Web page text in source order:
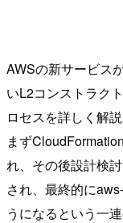
AWSの新サービス
いL2コンストラク
ロセスを詳しく解
まず
れ、その後設計検
され、最終的に
うになるという一